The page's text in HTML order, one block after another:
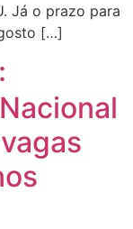
Já o prazo para
[…]